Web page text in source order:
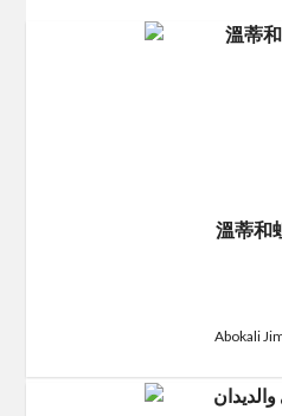
溫蒂和
Abokali